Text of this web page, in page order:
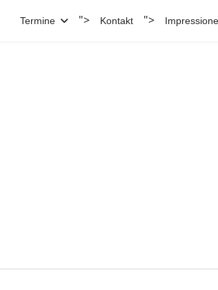
Termine "> Kontakt ">